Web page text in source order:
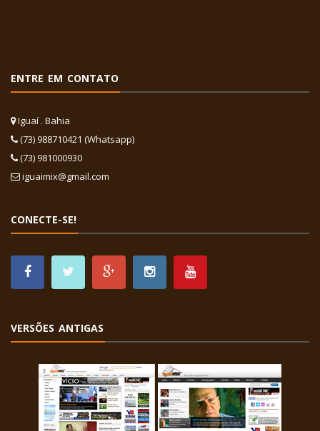
ENTRE EM CONTATO
Iguaí . Bahia
(73) 988710421 (Whatsapp)
(73) 981000930
iguaimix@gmail.com
CONECTE-SE!
VERSÕES ANTIGAS